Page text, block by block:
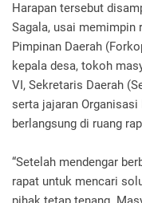
Harapan tersebut
Sagala, usai memimpin
Pimpinan Daerah
kepala desa, tokoh
VI, Sekretaris Daerah
serta jajaran Organisasi
berlangsung di ruang
“Setelah mendengar
rapat untuk mencari